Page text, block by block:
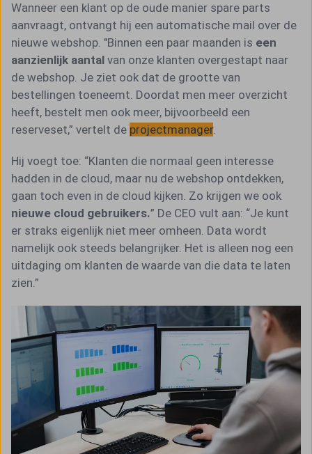
Wanneer een klant op de oude manier spare parts
aanvraagt, ontvangt hij een automatische mail over de
nieuwe webshop. "Binnen een paar maanden is een
aanzienlijk aantal van onze klanten overgestapt naar
de webshop. Je ziet ook dat de grootte van
bestellingen toeneemt. Doordat men meer overzicht
heeft, bestelt men ook meer, bijvoorbeeld een
reserveset,” vertelt de projectmanager.
Hij voegt toe: “Klanten die normaal geen interesse
hadden in de cloud, maar nu de webshop ontdekken,
gaan toch even in de cloud kijken. Zo krijgen we ook
nieuwe cloud gebruikers.” De CEO vult aan: “Je kunt
er straks eigenlijk niet meer omheen. Data wordt
namelijk ook steeds belangrijker. Het is alleen nog een
uitdaging om klanten de waarde van die data te laten
zien.”